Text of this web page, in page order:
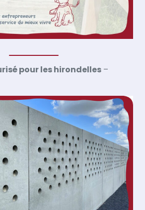
pour les hirondelles –